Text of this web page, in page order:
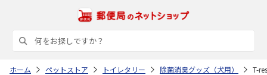
ホーム ペットストア トイレタリー 除菌消臭グッズ（犬用） T-